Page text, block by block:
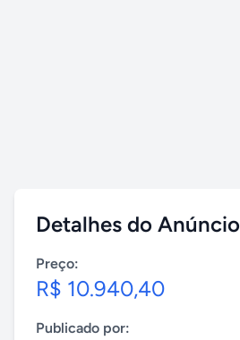
Detalhes do Anúncio
Preço:
R$ 10.940,40
Publicado por: